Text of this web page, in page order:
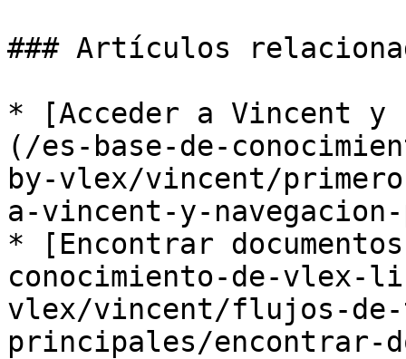
### Artículos
* [Acceder a Vincent
(/es-base-de-
by-vlex/vincent/
a-vincent-y-
* [Encontrar
conocimiento-de-vlex-
vlex/vincent/flujos-
principales/encontrar-